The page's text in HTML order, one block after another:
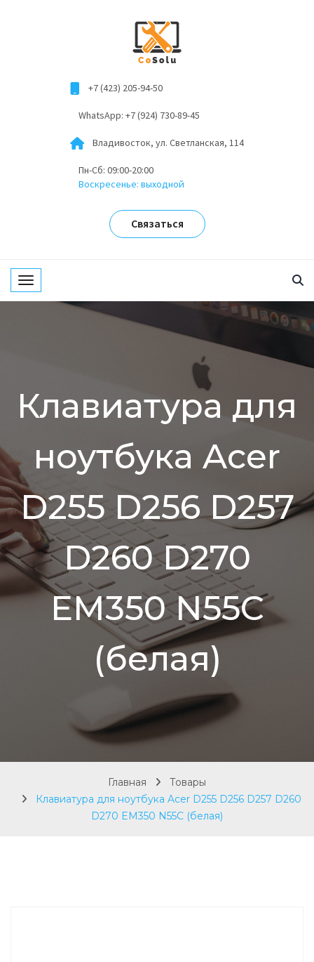
+7 (423) 205-94-50
WhatsApp: +7 (924) 730-89-45
Владивосток, ул. Светланская, 114
Пн-Сб: 09:00-20:00
Воскресенье: выходной
Связаться
Toggle navigation
Клавиатура для
ноутбука Acer
D255 D256 D257
D260 D270
EM350 N55C
(белая)
Главная
Товары
Клавиатура для ноутбука Acer D255 D256 D257 D260
D270 EM350 N55C (белая)